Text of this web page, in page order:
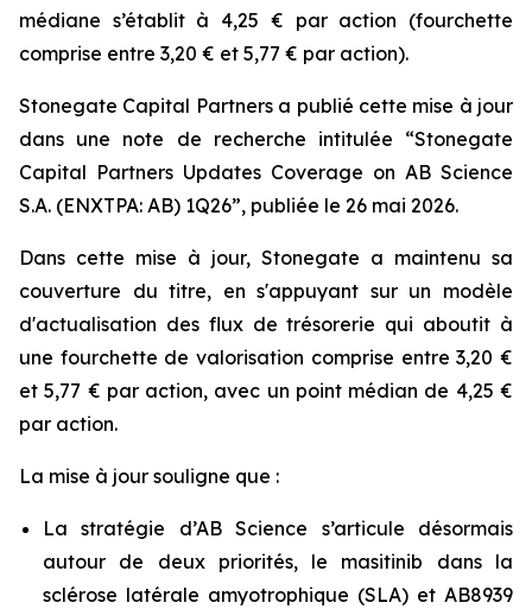
médiane s’établit à 4,25 € par action (fourchette
comprise entre 3,20 € et 5,77 € par action).
Stonegate Capital Partners a publié cette mise à jour
dans une note de recherche intitulée “Stonegate
Capital Partners Updates Coverage on AB Science
S.A. (ENXTPA: AB) 1Q26”, publiée le 26 mai 2026.
Dans cette mise à jour, Stonegate a maintenu sa
couverture du titre, en s'appuyant sur un modèle
d'actualisation des flux de trésorerie qui aboutit à
une fourchette de valorisation comprise entre 3,20 €
et 5,77 € par action, avec un point médian de 4,25 €
par action.
La mise à jour souligne que :
La stratégie d’AB Science s’articule désormais
autour de deux priorités, le masitinib dans la
sclérose latérale amyotrophique (SLA) et AB8939